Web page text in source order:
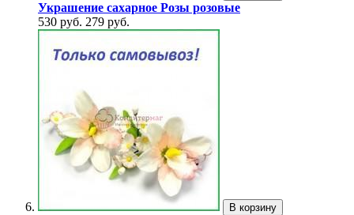
Украшение сахарное Розы розовые
530 руб. 279 руб.
В корзину